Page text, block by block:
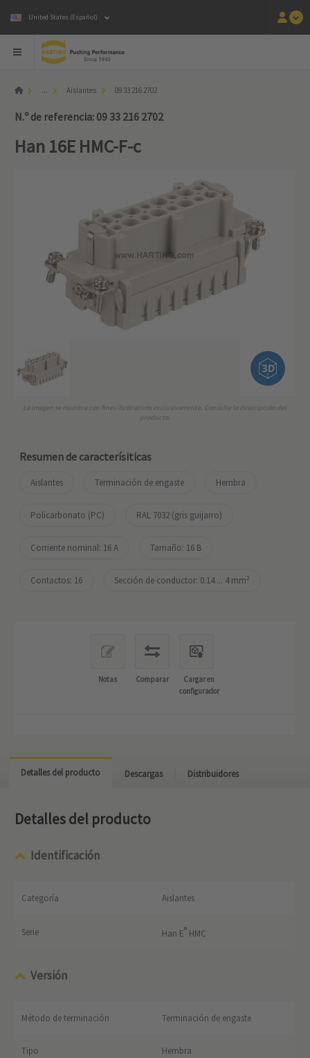
United States (Español)
... Aislantes 09 33 216 2702
N.º de referencia: 09 33 216 2702
Han 16E HMC-F-c
La imagen se muestra con fines ilustrativos exclusivamente. Consulte la descripción del
producto.
Resumen de caracterísiticas
Aislantes Terminación de engaste Hembra
Policarbonato (PC) RAL 7032 (gris guijarro)
Corriente nominal: ‌16 A Tamaño: 16 B
Contactos: 16 Sección de conductor: 0.14 ... 4 mm²
Notas Comparar
Cargar en
configurador
Detalles del producto Descargas Distribuidores
Detalles del producto
Identificación
Categoría Aislantes
Serie Han E®HMC
Versión
Método de terminación Terminación de engaste
Tipo Hembra